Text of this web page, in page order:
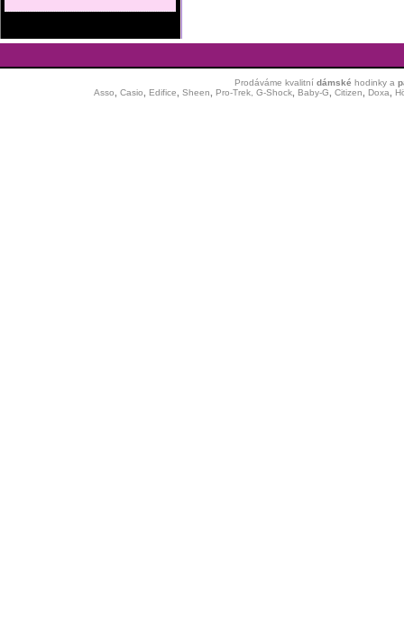
Prodáváme kvalitní dámské hodinkya
Asso
Casio Edifice Sheen Pro-Trek, G-Shock, Baby-G Citizen Doxa